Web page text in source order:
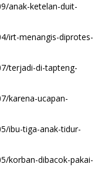
anak-ketelan-duit-
irt-menangis-diprotes-
terjadi-di-tapteng-
karena-ucapan-
ibu-tiga-anak-tidur-
korban-dibacok-pakai-